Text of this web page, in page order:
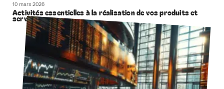
10 mars 2026
Activités essentielles à la réalisation de vos produits et
services